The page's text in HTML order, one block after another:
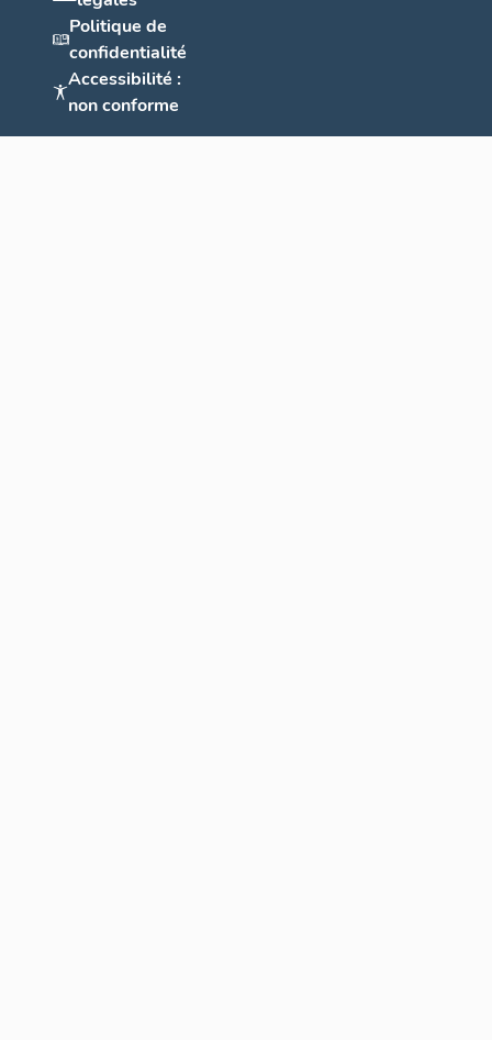
Politique de
confidentialité
Accessibilité :
non conforme